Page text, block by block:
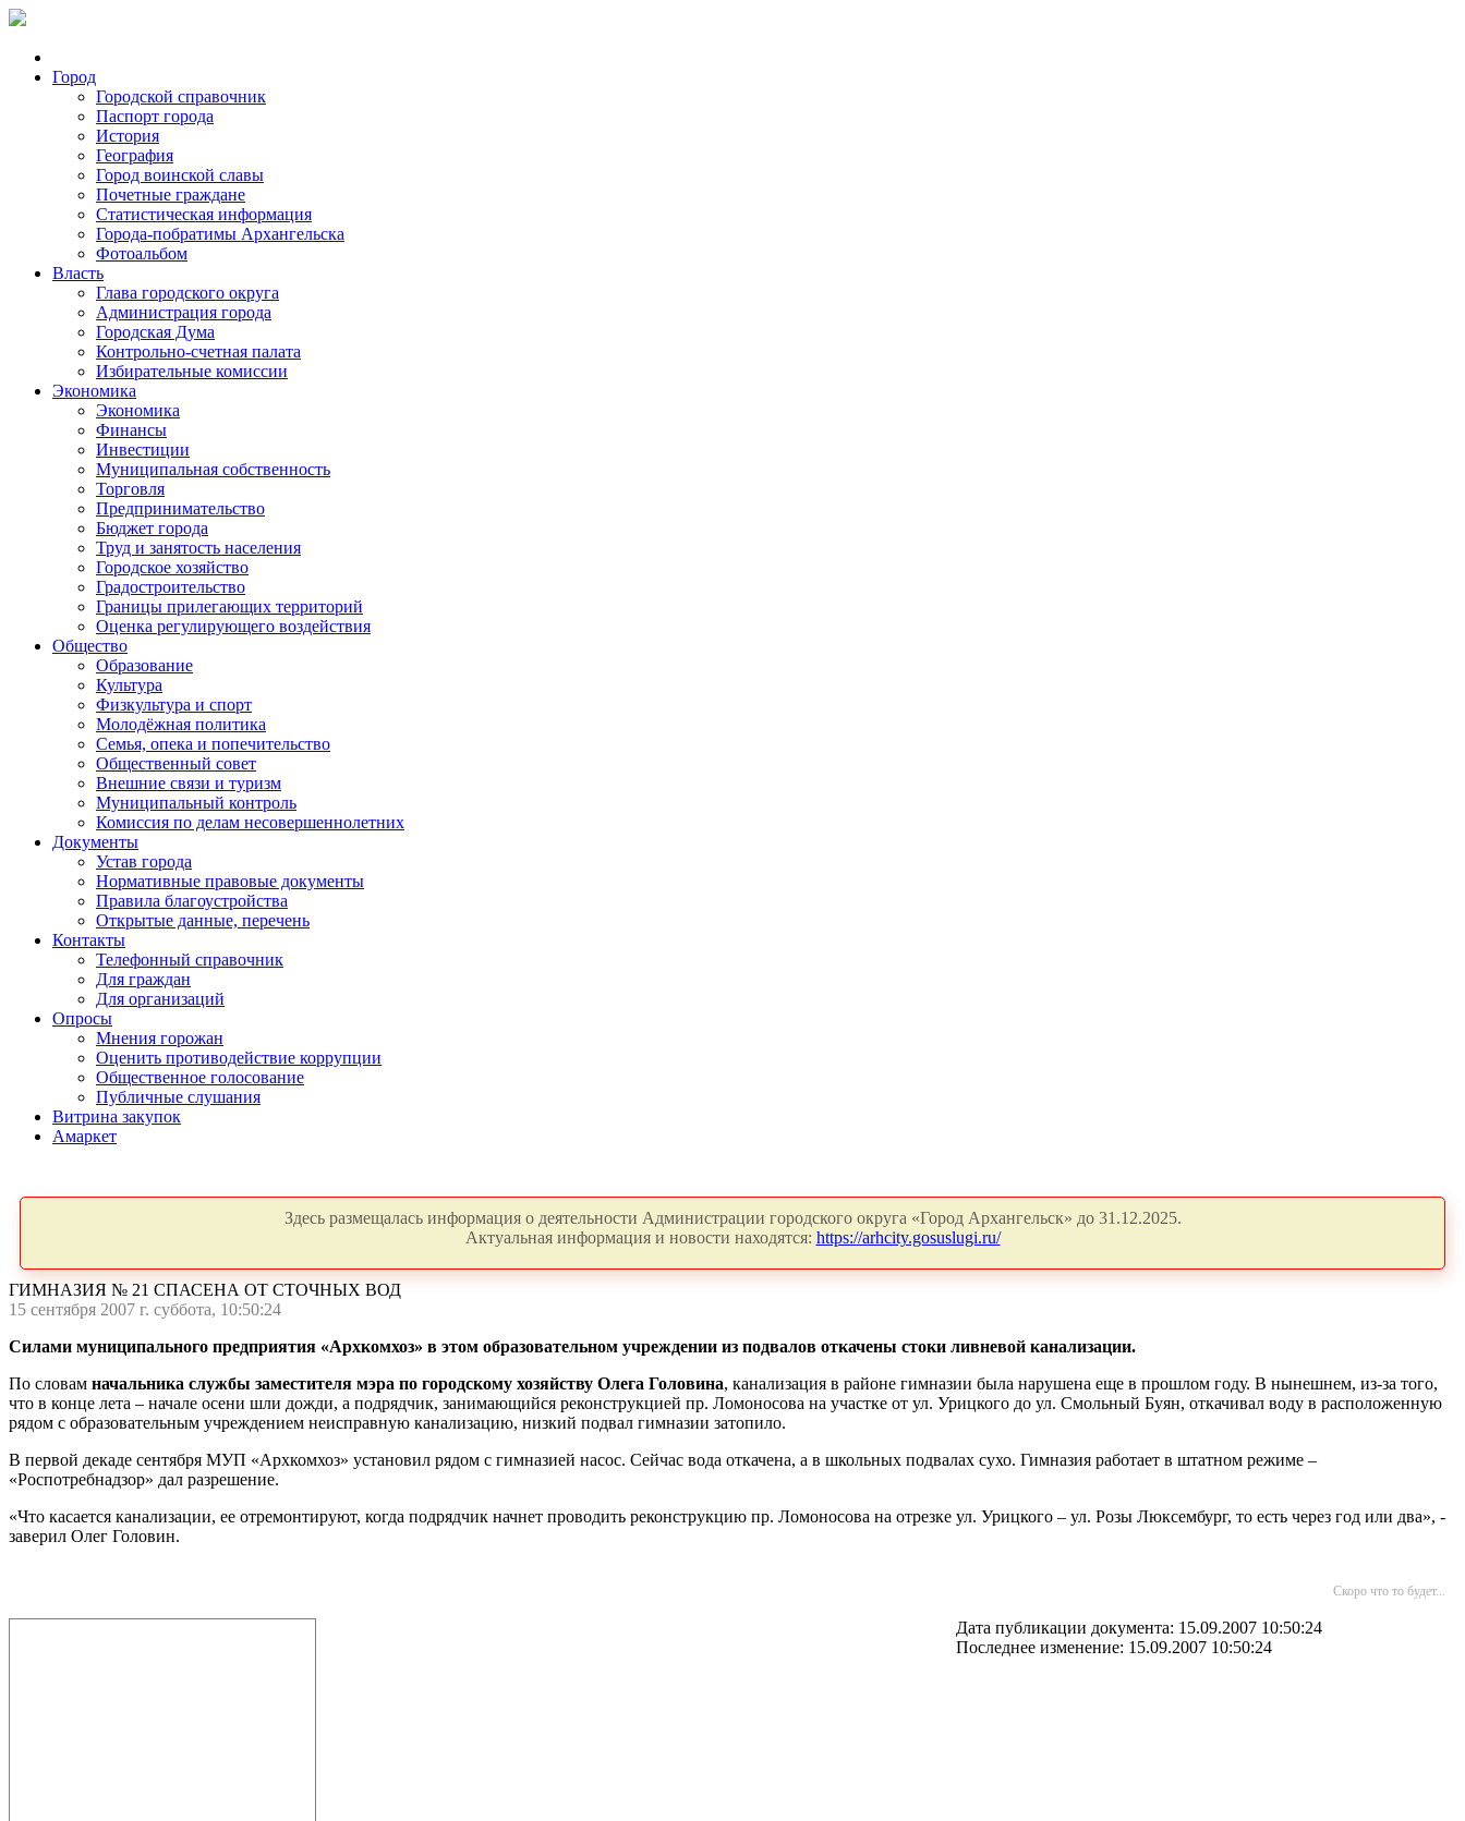
Город
Городской справочник
Паспорт города
История
География
Город воинской славы
Почетные граждане
Статистическая информация
Города-побратимы Архангельска
Фотоальбом
Власть
Глава городского округа
Администрация города
Городская Дума
Контрольно-счетная палата
Избирательные комиссии
Экономика
Экономика
Финансы
Инвестиции
Муниципальная собственность
Торговля
Предпринимательство
Бюджет города
Труд и занятость населения
Городское хозяйство
Градостроительство
Границы прилегающих территорий
Оценка регулирующего воздействия
Общество
Образование
Культура
Физкультура и спорт
Молодёжная политика
Семья, опека и попечительство
Общественный совет
Внешние связи и туризм
Муниципальный контроль
Комиссия по делам несовершеннолетних
Документы
Устав города
Нормативные правовые документы
Правила благоустройства
Открытые данные, перечень
Контакты
Телефонный справочник
Для граждан
Для организаций
Опросы
Мнения горожан
Оценить противодействие коррупции
Общественное голосование
Публичные слушания
Витрина закупок
Амаркет
Здесь размещалась информация о деятельности Администрации городского округа «Город Архангельск» до 31.12.2025.
Актуальная информация и новости находятся: https://arhcity.gosuslugi.ru/
ГИМНАЗИЯ № 21 СПАСЕНА ОТ СТОЧНЫХ ВОД
15 сентября 2007 г. суббота, 10:50:24
Силами муниципального предприятия «Архкомхоз» в этом образовательном учреждении из подвалов откачены стоки ливневой канализации.
По словам начальника службы заместителя мэра по городскому хозяйству Олега Головина, канализация в районе гимназии была нарушена еще в прошлом году. В нынешнем, из-за того,
что в конце лета – начале осени шли дожди, а подрядчик, занимающийся реконструкцией пр. Ломоносова на участке от ул. Урицкого до ул. Смольный Буян, откачивал воду в расположенную
рядом с образовательным учреждением неисправную канализацию, низкий подвал гимназии затопило.
В первой декаде сентября МУП «Архкомхоз» установил рядом с гимназией насос. Сейчас вода откачена, а в школьных подвалах сухо. Гимназия работает в штатном режиме –
«Роспотребнадзор» дал разрешение.
«Что касается канализации, ее отремонтируют, когда подрядчик начнет проводить реконструкцию пр. Ломоносова на отрезке ул. Урицкого – ул. Розы Люксембург, то есть через год или два», -
заверил Олег Головин.
Скоро что то будет...
Дата публикации документа: 15.09.2007 10:50:24
Последнее изменение: 15.09.2007 10:50:24